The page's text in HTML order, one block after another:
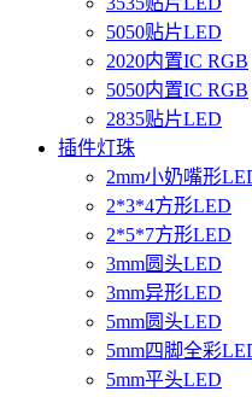
5050贴片LED
2020内置IC RGB
5050内置IC RGB
2835贴片LED
插件灯珠
2mm小奶嘴形
2*3*4方形LED
2*5*7方形LED
3mm圆头LED
3mm异形LED
5mm圆头LED
5mm四脚全彩
5mm平头LED